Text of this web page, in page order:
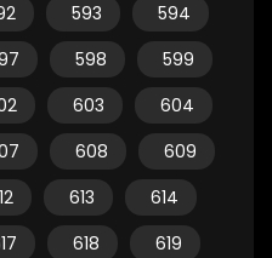
593
594
598
599
603
604
608
609
613
614
618
619